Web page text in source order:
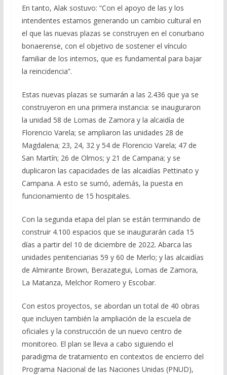
En tanto, Alak sostuvo: “Con el apoyo de las y los
intendentes estamos generando un cambio cultural en
el que las nuevas plazas se construyen en el conurbano
bonaerense, con el objetivo de sostener el vínculo
familiar de los internos, que es fundamental para bajar
la reincidencia”.
Estas nuevas plazas se sumarán a las 2.436 que ya se
construyeron en una primera instancia: se inauguraron
la unidad 58 de Lomas de Zamora y la alcaidía de
Florencio Varela; se ampliaron las unidades 28 de
Magdalena; 23, 24, 32 y 54 de Florencio Varela; 47 de
San Martín; 26 de Olmos; y 21 de Campana; y se
duplicaron las capacidades de las alcaidías Pettinato y
Campana. A esto se sumó, además, la puesta en
funcionamiento de 15 hospitales.
Con la segunda etapa del plan se están terminando de
construir 4.100 espacios que se inaugurarán cada 15
días a partir del 10 de diciembre de 2022. Abarca las
unidades penitenciarias 59 y 60 de Merlo; y las alcaidías
de Almirante Brown, Berazategui, Lomas de Zamora,
La Matanza, Melchor Romero y Escobar.
Con estos proyectos, se abordan un total de 40 obras
que incluyen también la ampliación de la escuela de
oficiales y la construcción de un nuevo centro de
monitoreo. El plan se lleva a cabo siguiendo el
paradigma de tratamiento en contextos de encierro del
Programa Nacional de las Naciones Unidas (PNUD),